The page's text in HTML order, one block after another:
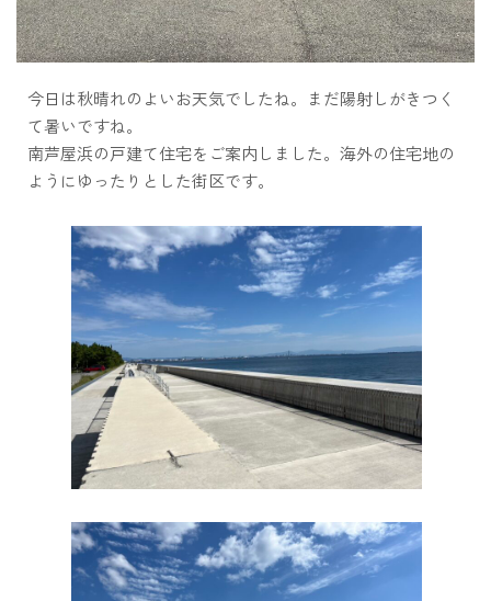
今日は秋晴れのよいお天気でしたね。まだ陽射しがきつく
て暑いですね。
南芦屋浜の戸建て住宅をご案内しました。海外の住宅地の
ようにゆったりとした街区です。